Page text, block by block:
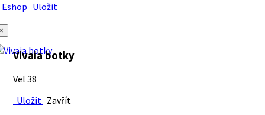
Uložit
Vivaia botky
Vel 38
Uložit Zavřít